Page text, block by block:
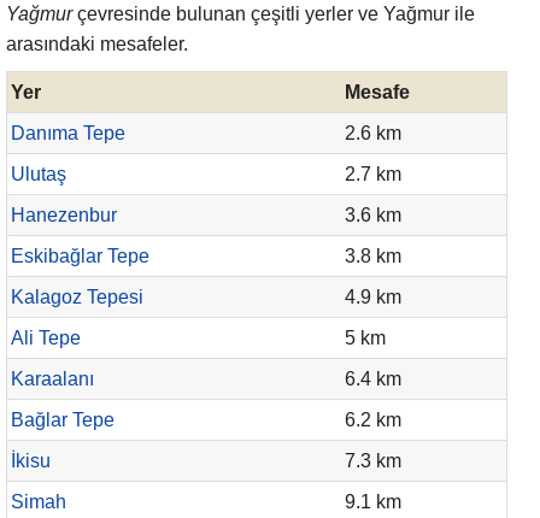
Yağmurçevresinde bulunan çeşitli yerler ve Yağmur ile
arasındaki mesafeler.
Yer
Mesafe
Danıma Tepe
2.6 km
Ulutaş
2.7 km
Hanezenbur
3.6 km
Eskibağlar Tepe
3.8 km
Kalagoz Tepesi
4.9 km
Ali Tepe
5 km
Karaalanı
6.4 km
Bağlar Tepe
6.2 km
İkisu
7.3 km
Simah
9.1 km